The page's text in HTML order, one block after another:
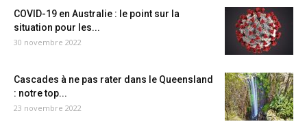
COVID-19 en Australie : le point sur la
situation pour les...
30 novembre 2022
Cascades à ne pas rater dans le Queensland
: notre top...
23 novembre 2022